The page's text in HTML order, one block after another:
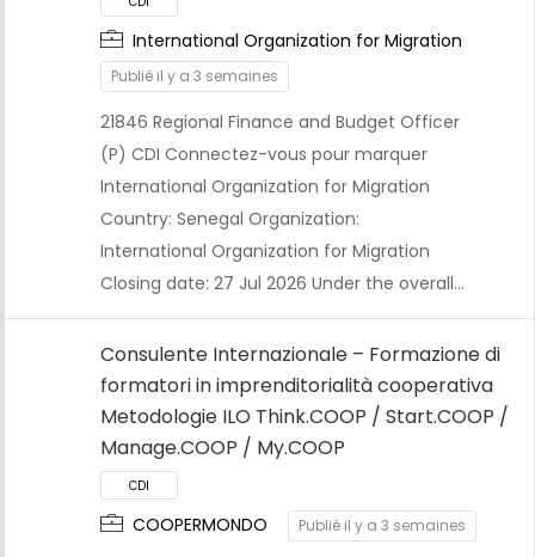
International Organization for Migration
Publié il y a 3 semaines
21846 Regional Finance and Budget Officer
(P) CDI Connectez-vous pour marquer
International Organization for Migration
Country: Senegal Organization:
International Organization for Migration
Closing date: 27 Jul 2026 Under the overall…
Consulente Internazionale – Formazione di
formatori in imprenditorialità cooperativa
Metodologie ILO Think.COOP / Start.COOP /
Manage.COOP / My.COOP
COOPERMONDO Publié il y a 3 semaines